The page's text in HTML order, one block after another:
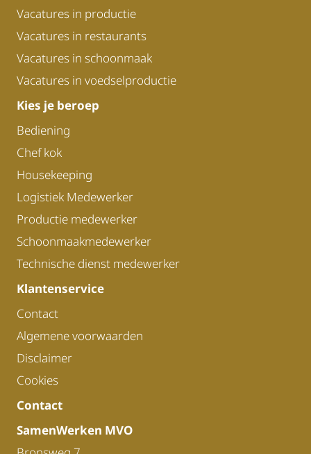
Vacatures in productie
Vacatures in restaurants
Vacatures in schoonmaak
Vacatures in voedselproductie
Kies je beroep
Bediening
Chef kok
Housekeeping
Logistiek Medewerker
Productie medewerker
Schoonmaakmedewerker
Technische dienst medewerker
Klantenservice
Contact
Algemene voorwaarden
Disclaimer
Cookies
Contact
SamenWerken MVO